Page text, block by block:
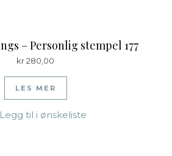
– Personlig stempel 177
kr280,00
LES MER
Legg til i ønskeliste